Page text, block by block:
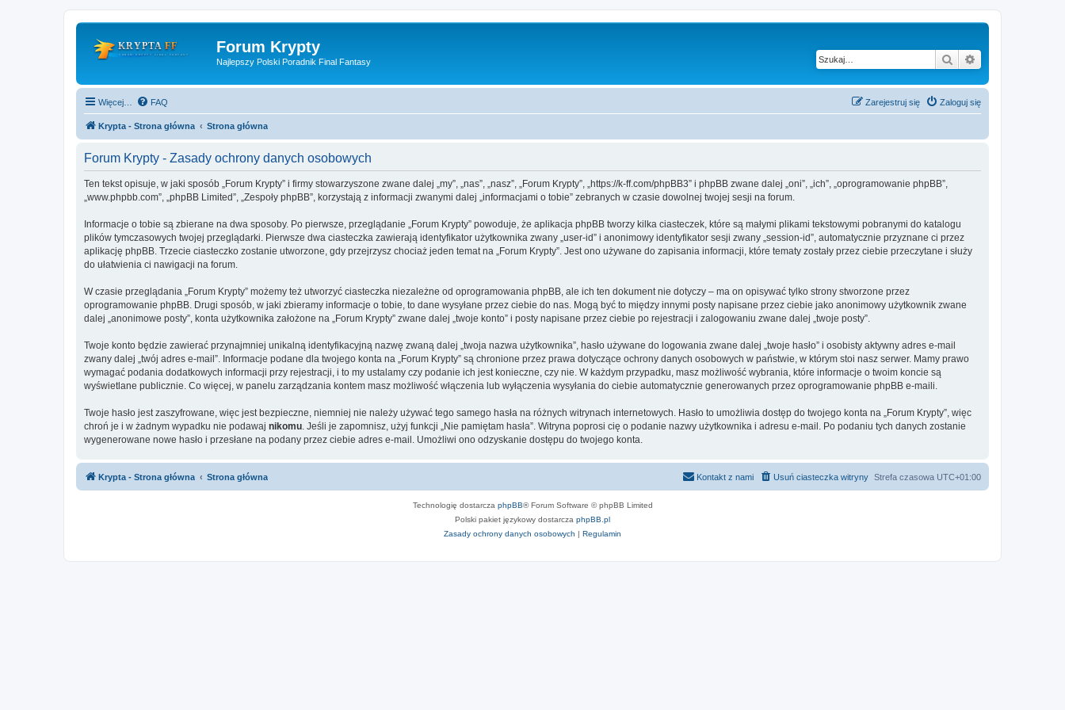
Forum Krypty
Najlepszy Polski Poradnik Final Fantasy Szukaj
Więcej… FAQ Zaloguj się
Zarejestruj się
Krypta - Strona główna Strona główna
Forum Krypty - Zasady ochrony danych osobowych
Ten tekst opisuje, w jaki sposób „Forum Krypty” i firmy stowarzyszone zwane dalej „my”, „nas”, „nasz”, „Forum Krypty”, „https://k-ff.com/phpBB3” i phpBB zwane dalej „oni”, „ich”, „oprogramowanie phpBB”,
„www.phpbb.com”, „phpBB Limited”, „Zespoły phpBB”, korzystają z informacji zwanymi dalej „informacjami o tobie” zebranych w czasie dowolnej twojej sesji na forum.
Informacje o tobie są zbierane na dwa sposoby. Po pierwsze, przeglądanie „Forum Krypty” powoduje, że aplikacja phpBB tworzy kilka ciasteczek, które są małymi plikami tekstowymi pobranymi do katalogu
plików tymczasowych twojej przeglądarki. Pierwsze dwa ciasteczka zawierają identyfikator użytkownika zwany „user-id” i anonimowy identyfikator sesji zwany „session-id”, automatycznie przyznane ci przez
aplikację phpBB. Trzecie ciasteczko zostanie utworzone, gdy przejrzysz chociaż jeden temat na „Forum Krypty”. Jest ono używane do zapisania informacji, które tematy zostały przez ciebie przeczytane i służy
do ułatwienia ci nawigacji na forum.
W czasie przeglądania „Forum Krypty” możemy też utworzyć ciasteczka niezależne od oprogramowania phpBB, ale ich ten dokument nie dotyczy – ma on opisywać tylko strony stworzone przez
oprogramowanie phpBB. Drugi sposób, w jaki zbieramy informacje o tobie, to dane wysyłane przez ciebie do nas. Mogą być to między innymi posty napisane przez ciebie jako anonimowy użytkownik zwane
dalej „anonimowe posty”, konta użytkownika założone na „Forum Krypty” zwane dalej „twoje konto” i posty napisane przez ciebie po rejestracji i zalogowaniu zwane dalej „twoje posty”.
Twoje konto będzie zawierać przynajmniej unikalną identyfikacyjną nazwę zwaną dalej „twoja nazwa użytkownika”, hasło używane do logowania zwane dalej „twoje hasło” i osobisty aktywny adres e-mail
zwany dalej „twój adres e-mail”. Informacje podane dla twojego konta na „Forum Krypty” są chronione przez prawa dotyczące ochrony danych osobowych w państwie, w którym stoi nasz serwer. Mamy prawo
wymagać podania dodatkowych informacji przy rejestracji, i to my ustalamy czy podanie ich jest konieczne, czy nie. W każdym przypadku, masz możliwość wybrania, które informacje o twoim koncie są
wyświetlane publicznie. Co więcej, w panelu zarządzania kontem masz możliwość włączenia lub wyłączenia wysyłania do ciebie automatycznie generowanych przez oprogramowanie phpBB e-maili.
Twoje hasło jest zaszyfrowane, więc jest bezpieczne, niemniej nie należy używać tego samego hasła na różnych witrynach internetowych. Hasło to umożliwia dostęp do twojego konta na „Forum Krypty”, więc
chroń je i w żadnym wypadku nie podawaj nikomu . Jeśli je zapomnisz, użyj funkcji „Nie pamiętam hasła”. Witryna poprosi cię o podanie nazwy użytkownika i adresu e-mail. Po podaniu tych danych zostanie
wygenerowane nowe hasło i przesłane na podany przez ciebie adres e-mail. Umożliwi ono odzyskanie dostępu do twojego konta.
Krypta - Strona główna Strona główna Strefa czasowa UTC+01:00
Usuń ciasteczka witryny
Kontakt z nami
Technologię dostarcza phpBB® Forum Software © phpBB Limited
Polski pakiet językowy dostarcza phpBB.pl
Zasady ochrony danych osobowych | Regulamin